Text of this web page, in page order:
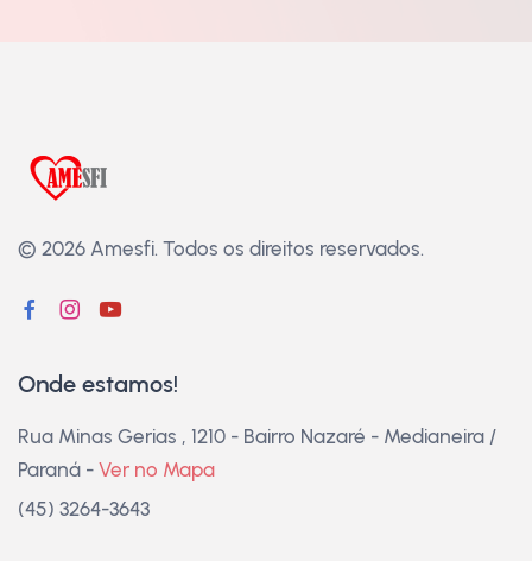
© 2026 Amesfi. Todos os direitos reservados.
Onde estamos!
Rua Minas Gerias , 1210 - Bairro Nazaré - Medianeira /
Paraná - Ver no Mapa
(45) 3264-3643